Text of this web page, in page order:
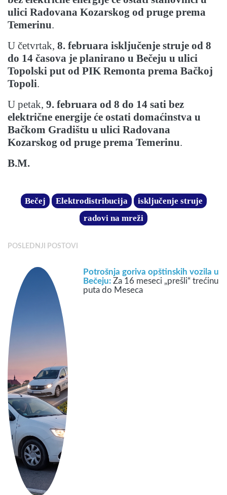
ulici Radovana Kozarskog od pruge prema
Temerinu.
U četvrtak, 8. februara isključenje struje od 8
do 14 časova je planirano u Bečeju u ulici
Topolski put od PIK Remonta prema Bačkoj
Topoli.
U petak, 9. februara od 8 do 14 sati bez
električne energije će ostati domaćinstva u
Bačkom Gradištu u ulici Radovana
Kozarskog od pruge prema Temerinu.
B.M.
Bečej Elektrodistribucija
isključenje struje
radovi na mreži
POSLEDNJI POSTOVI
Potrošnja goriva opštinskih vozila u
Bečeju:Za 16 meseci „prešli“ trećinu
puta do Meseca